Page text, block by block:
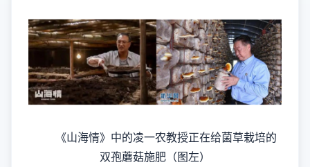
《山海情》中的凌一农教授正在给菌草栽培的
双孢蘑菇施肥（图左）